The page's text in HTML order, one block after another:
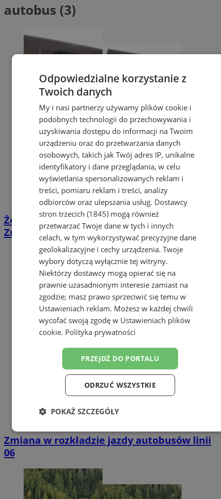
autobus (3)
Żory: Przystanek „Bankowa” zawieszony.
Zmiana trasy autobusów 01 i 02
Zmiana w rozkładzie jazdy autobusów linii
06
Odpowiedzialne korzystanie z
Twoich danych
My i nasi partnerzy używamy plików cookie i
podobnych technologii do przechowywania i
uzyskiwania dostępu do informacji na Twoim
urządzeniu oraz do przetwarzania danych
osobowych, takich jak Twój adres IP, unikalne
identyfikatory i dane przeglądania, w celu
wyświetlania spersonalizowanych reklam i
treści, pomiaru reklam i treści, analizy
odbiorców oraz ulepszania usług. Dostawcy
stron trzecich (1845) mogą również
przetwarzać Twoje dane w tych i innych
celach, w tym wykorzystywać precyzyjne dane
geolokalizacyjne i cechy urządzenia. Twoje
wybory dotyczą wyłącznie tej witryny.
Niektórzy dostawcy mogą opierać się na
prawnie uzasadnionym interesie zamiast na
zgodzie; masz prawo sprzeciwić się temu w
Ustawieniach reklam. Możesz w każdej chwili
wycofać swoją zgodę w Ustawieniach plików
cookie. Polityka prywatności
PRZEJDŹ DO PORTALU
ODRZUĆ WSZYSTKIE
POKAŻ SZCZEGÓŁY
Niezbędne Wydajność Targetowanie
Funkcjonalność